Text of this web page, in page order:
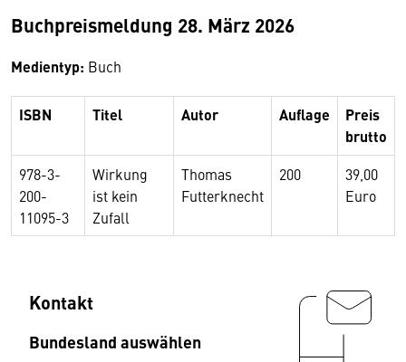
Buchpreismeldung 28. März 2026
Medientyp: Buch
ISBN Titel Autor Auflage
Preis
brutto
978-3-
200-
11095-3
Wirkung
ist kein
Zufall
Thomas
Futterknecht
200
39,00
Euro
Kontakt
Bundesland auswählen